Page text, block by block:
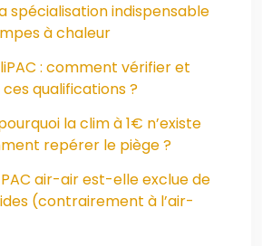
spécialisation indispensable
à chaleur
: comment vérifier et
qualifications ?
la clim à 1€ n’existe
repérer le piège ?
air-air est-elle exclue de
(contrairement à l’air-